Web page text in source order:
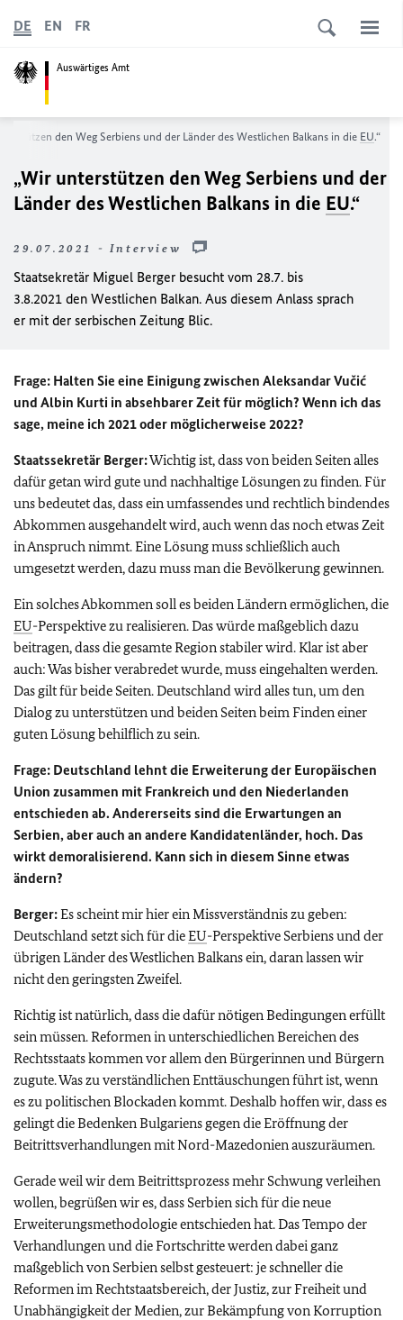
Auswärtiges Amt
DE EN FR
den Weg Serbiens und der Länder des Westlichen Balkans in die EU.“
„Wir unterstützen den Weg Serbiens und der
Länder des Westlichen Balkans in die EU.“
29.07.2021 - Interview
Staatsekretär Miguel Berger besucht vom 28.7. bis
3.8.2021 den Westlichen Balkan. Aus diesem Anlass sprach
er mit der serbischen Zeitung Blic.
Frage: Halten Sie eine Einigung zwischen Aleksandar Vučić
und Albin Kurti in absehbarer Zeit für möglich? Wenn ich das
sage, meine ich 2021 oder möglicherweise 2022?
Staatssekretär Berger:Wichtig ist, dass von beiden Seiten alles
dafür getan wird gute und nachhaltige Lösungen zu finden. Für
uns bedeutet das, dass ein umfassendes und rechtlich bindendes
Abkommen ausgehandelt wird, auch wenn das noch etwas Zeit
in Anspruch nimmt. Eine Lösung muss schließlich auch
umgesetzt werden, dazu muss man die Bevölkerung gewinnen.
Ein solches Abkommen soll es beiden Ländern ermöglichen, die
EU-Perspektive zu realisieren. Das würde maßgeblich dazu
beitragen, dass die gesamte Region stabiler wird. Klar ist aber
auch: Was bisher verabredet wurde, muss eingehalten werden.
Das gilt für beide Seiten. Deutschland wird alles tun, um den
Dialog zu unterstützen und beiden Seiten beim Finden einer
guten Lösung behilflich zu sein.
Frage: Deutschland lehnt die Erweiterung der Europäischen
Union zusammen mit Frankreich und den Niederlanden
entschieden ab. Andererseits sind die Erwartungen an
Serbien, aber auch an andere Kandidatenländer, hoch. Das
wirkt demoralisierend. Kann sich in diesem Sinne etwas
ändern?
Berger:Es scheint mir hier ein Missverständnis zu geben:
Deutschland setzt sich für dieEU-Perspektive Serbiens und der
übrigen Länder des Westlichen Balkans ein, daran lassen wir
nicht den geringsten Zweifel.
Richtig ist natürlich, dass die dafür nötigen Bedingungen erfüllt
sein müssen. Reformen in unterschiedlichen Bereichen des
Rechtsstaats kommen vor allem den Bürgerinnen und Bürgern
zugute. Was zu verständlichen Enttäuschungen führt ist, wenn
es zu politischen Blockaden kommt. Deshalb hoffen wir, dass es
gelingt die Bedenken Bulgariens gegen die Eröffnung der
Beitrittsverhandlungen mit Nord-Mazedonien auszuräumen.
Gerade weil wir dem Beitrittsprozess mehr Schwung verleihen
wollen, begrüßen wir es, dass Serbien sich für die neue
Erweiterungsmethodologie entschieden hat. Das Tempo der
Verhandlungen und die Fortschritte werden dabei ganz
maßgeblich von Serbien selbst gesteuert: je schneller die
Reformen im Rechtstaatsbereich, der Justiz, zur Freiheit und
Unabhängigkeit der Medien, zur Bekämpfung von Korruption